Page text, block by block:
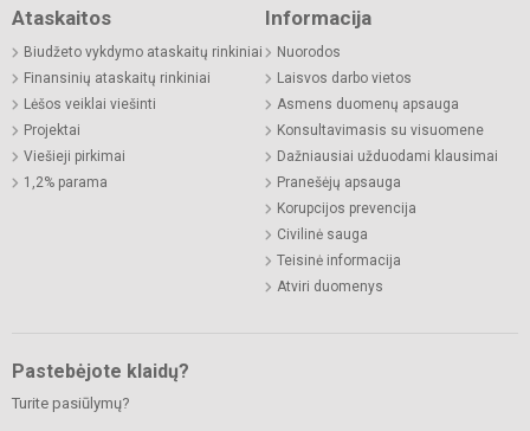
Ataskaitos
Biudžeto vykdymo ataskaitų rinkiniai
Finansinių ataskaitų rinkiniai
Lėšos veiklai viešinti
Projektai
Viešieji pirkimai
1,2% parama
Informacija
Nuorodos
Laisvos darbo vietos
Asmens duomenų apsauga
Konsultavimasis su visuomene
Dažniausiai užduodami klausimai
Pranešėjų apsauga
Korupcijos prevencija
Civilinė sauga
Teisinė informacija
Atviri duomenys
Pastebėjote klaidų?
Turite pasiūlymų?